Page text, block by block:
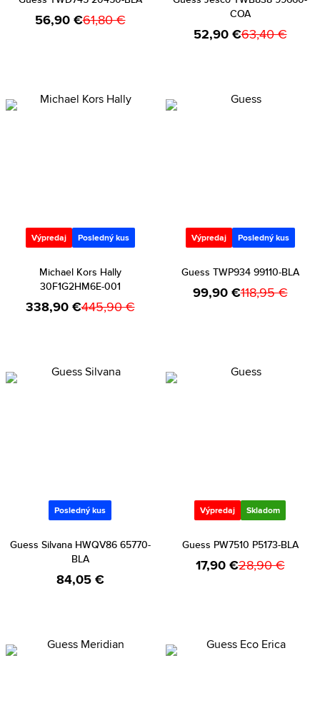
56,90 €61,80 €
COA
52,90 €63,40 €
Výpredaj Posledný kus
Michael Kors Hally
30F1G2HM6E-001
338,90 €445,90 €
Výpredaj Posledný kus
Guess TWP934 99110-BLA
99,90 €118,95 €
Posledný kus
Guess Silvana HWQV86 65770-
BLA
84,05 €
Výpredaj Skladom
Guess PW7510 P5173-BLA
17,90 €28,90 €